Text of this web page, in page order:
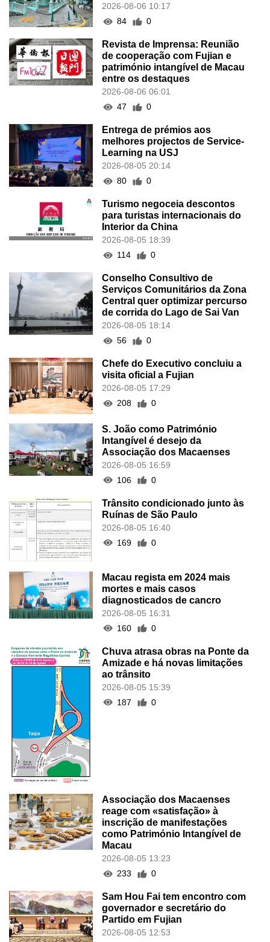
2026-08-06 10:17
84
0
Revista de Imprensa: Reunião
de cooperação com Fujian e
património intangível de Macau
entre os destaques
2026-08-06 06:01
47
0
Entrega de prémios aos
melhores projectos de Service-
Learning na USJ
2026-08-05 20:14
80
0
Turismo negoceia descontos
para turistas internacionais do
Interior da China
2026-08-05 18:39
114
0
Conselho Consultivo de
Serviços Comunitários da Zona
Central quer optimizar percurso
de corrida do Lago de Sai Van
2026-08-05 18:14
56
0
Chefe do Executivo concluiu a
visita oficial a Fujian
2026-08-05 17:29
208
0
S. João como Património
Intangível é desejo da
Associação dos Macaenses
2026-08-05 16:59
106
0
Trânsito condicionado junto às
Ruínas de São Paulo
2026-08-05 16:40
169
0
Macau regista em 2024 mais
mortes e mais casos
diagnosticados de cancro
2026-08-05 16:31
160
0
Chuva atrasa obras na Ponte da
Amizade e há novas limitações
ao trânsito
2026-08-05 15:39
187
0
Associação dos Macaenses
reage com «satisfação» à
inscrição de manifestações
como Património Intangível de
Macau
2026-08-05 13:23
233
0
Sam Hou Fai tem encontro com
governador e secretário do
Partido em Fujian
2026-08-05 12:53